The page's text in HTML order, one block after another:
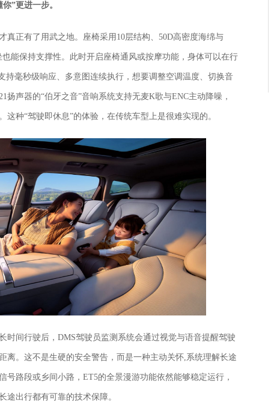
”更进一步。
真正有了用武之地。座椅采用10层结构、50D高密度海绵与
能保持支撑性。此时开启座椅通风或按摩功能，身体可以在行
毫秒级响应、多意图连续执行，想要调整空调温度、切换音
声器的“伯牙之音”音响系统支持无麦K歌与ENC主动降噪，
种“驾驶即休息”的体验，在传统车型上是很难实现的。
时间行驶后，DMS驾驶员监测系统会通过视觉与语音提醒驾驶
离。这不是生硬的安全警告，而是一种主动关怀,系统理解长途
路段或乡间小路，ET5的全景漫游功能依然能够稳定运行，
途出行都有可靠的技术保障。